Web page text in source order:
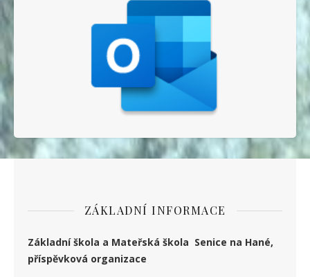
ZÁKLADNÍ INFORMACE
Základní škola a Mateřská škola Senice na Hané,
příspěvková organizace